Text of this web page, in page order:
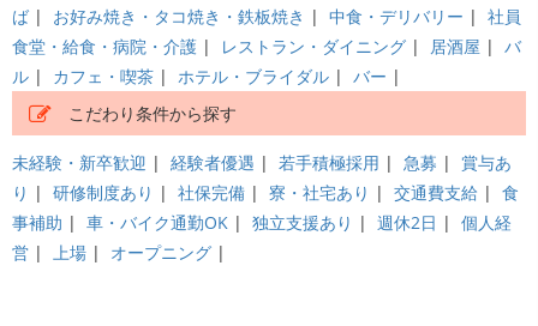
ば | お好み焼き・タコ焼き・鉄板焼き | 中食・デリバリー | 社員
食堂・給食・病院・介護 | レストラン・ダイニング | 居酒屋 | バ
ル | カフェ・喫茶 | ホテル・ブライダル | バー |
こだわり条件から探す
未経験・新卒歓迎 | 経験者優遇 | 若手積極採用 | 急募 | 賞与あ
り | 研修制度あり | 社保完備 | 寮・社宅あり | 交通費支給 | 食
事補助 | 車・バイク通勤OK | 独立支援あり | 週休2日 | 個人経
営 | 上場 | オープニング |